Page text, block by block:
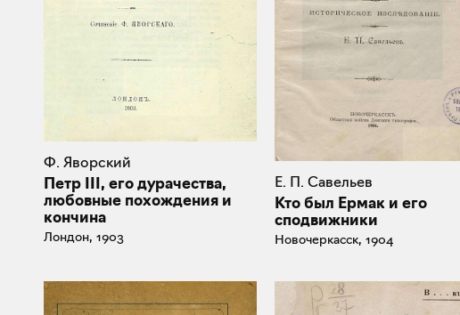
Ф. Яворский
Петр III, его дурачества,
любовные похождения и
кончина
Лондон, 1903
Е. П. Савельев
Кто был Ермак и его
сподвижники
Новочеркасск, 1904